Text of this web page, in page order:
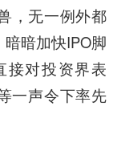
，无一例外都
暗加快IPO脚
接对投资界表
一声令下率先